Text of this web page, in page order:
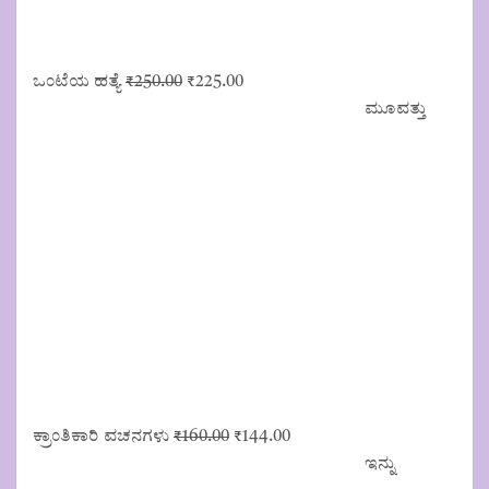
ಒಂಟೆಯ ಹತ್ಯೆ ₹250.00 Original
₹225.00Current
ಮೂವತ್ತು
ಕ್ರಾಂತಿಕಾರಿ ವಚನಗಳು ₹160.00 Original
₹144.00Current
ಇನ್ನು